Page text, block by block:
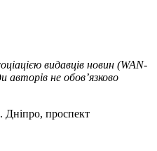
видавців новин (WAN-
авторів не обов’язково
Дніпро, проспект